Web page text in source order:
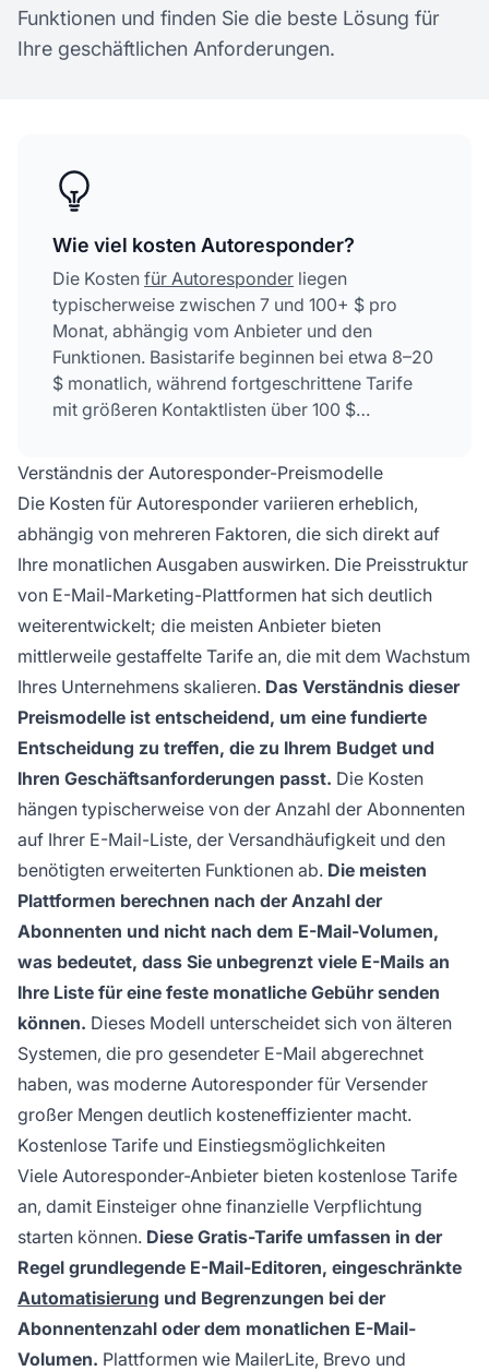
Funktionen und finden Sie die beste Lösung für
Ihre geschäftlichen Anforderungen.
Wie viel kosten Autoresponder?
Die Kosten für Autoresponder liegen
typischerweise zwischen 7 und 100+ $ pro
Monat, abhängig vom Anbieter und den
Funktionen. Basistarife beginnen bei etwa 8–20
$ monatlich, während fortgeschrittene Tarife
mit größeren Kontaktlisten über 100 $
kostenlose Tarife mit eingeschränkten
Funktionen an.
Verständnis der Autoresponder-Preismodelle
Die Kosten für Autoresponder variieren erheblich,
abhängig von mehreren Faktoren, die sich direkt auf
Ihre monatlichen Ausgaben auswirken. Die Preisstruktur
von E-Mail-Marketing-Plattformen hat sich deutlich
weiterentwickelt; die meisten Anbieter bieten
mittlerweile gestaffelte Tarife an, die mit dem Wachstum
Ihres Unternehmens skalieren. Das Verständnis dieser
Preismodelle ist entscheidend, um eine fundierte
Entscheidung zu treffen, die zu Ihrem Budget und
Ihren Geschäftsanforderungen passt. Die Kosten
hängen typischerweise von der Anzahl der Abonnenten
auf Ihrer E-Mail-Liste, der Versandhäufigkeit und den
benötigten erweiterten Funktionen ab. Die meisten
Plattformen berechnen nach der Anzahl der
Abonnenten und nicht nach dem E-Mail-Volumen,
was bedeutet, dass Sie unbegrenzt viele E-Mails an
Ihre Liste für eine feste monatliche Gebühr senden
können. Dieses Modell unterscheidet sich von älteren
Systemen, die pro gesendeter E-Mail abgerechnet
haben, was moderne Autoresponder für Versender
großer Mengen deutlich kosteneffizienter macht.
Kostenlose Tarife und Einstiegsmöglichkeiten
Viele Autoresponder-Anbieter bieten kostenlose Tarife
an, damit Einsteiger ohne finanzielle Verpflichtung
starten können. Diese Gratis-Tarife umfassen in der
Regel grundlegende E-Mail-Editoren, eingeschränkte
Automatisierung und Begrenzungen bei der
Abonnentenzahl oder dem monatlichen E-Mail-
Volumen. Plattformen wie MailerLite, Brevo und